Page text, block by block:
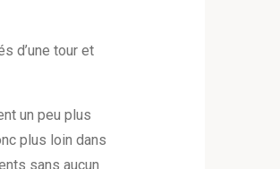
d’une tour et
un peu plus
plus loin dans
sans aucun